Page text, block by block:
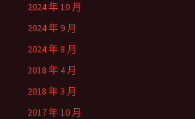
2024 年 10 月
2024 年 9 月
2024 年 8 月
2018 年 4 月
2018 年 3 月
2017 年 10 月